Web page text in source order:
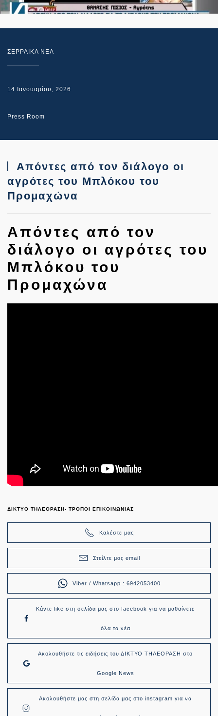
ΣΕΡΡΑΙΚΑ ΝΕΑ
14 Ιανουαρίου, 2026
Press Room
Απόντες από τον διάλογο οι
αγρότες του Μπλόκου του
Προμαχώνα
Απόντες από τον
διάλογο οι αγρότες του
Μπλόκου του
Προμαχώνα
ΔΙΚΤΥΟ ΤΗΛΕΟΡΑΣΗ- ΤΡΟΠΟΙ ΕΠΙΚΟΙΝΩΝΙΑΣ
Καλέστε μας
Στείλτε μας email
Viber / Whatsapp : 6942053400
Κάντε like στη σελίδα μας στο facebook για να μαθαίνετε
όλα τα νέα
Ακολουθήστε τις ειδήσεις του ΔΙΚΤΥΟ ΤΗΛΕΟΡΑΣΗ στο
Google News
Ακολουθήστε μας στη σελίδα μας στο instagram για να